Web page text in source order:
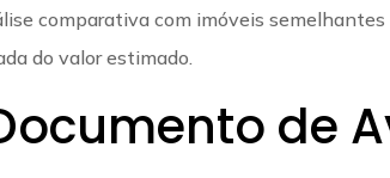
comparativa com imóveis
do valor estimado.
de